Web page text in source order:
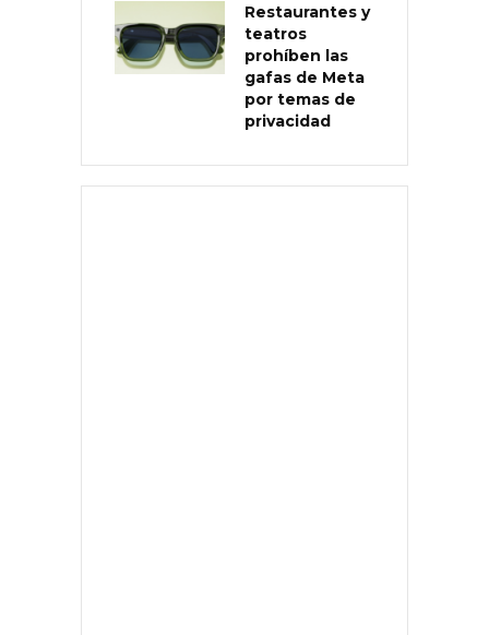
Restaurantes y
teatros
prohíben las
gafas de Meta
por temas de
privacidad